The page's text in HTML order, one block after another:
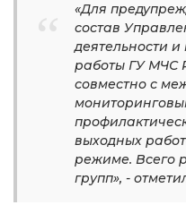
«Для
состав
деятельности
работы ГУ МЧС
совместно с
выходных
режиме. Всего
групп», -